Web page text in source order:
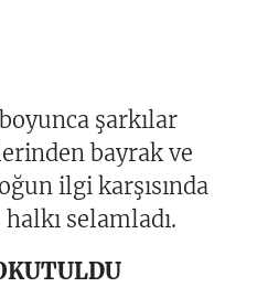
şarkılar
bayrak ve
ilgi karşısında
selamladı.